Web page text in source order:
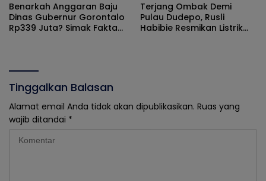
Benarkah Anggaran Baju
Dinas Gubernur Gorontalo
Rp339 Juta? Simak Fakta
Terjang Ombak Demi
Pulau Dudepo, Rusli
Habibie Resmikan Listrik
Tinggalkan Balasan
Alamat email Anda tidak akan dipublikasikan. Ruas yang
wajib ditandai *